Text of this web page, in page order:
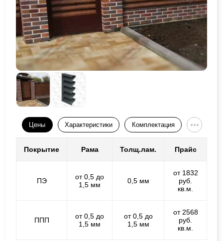
Цены Характеристики Комплектация
Покрытие Рама Толщ.лам. Прайс
ПЭ
от 0,5 до
1,5 мм
0,5 мм
от 1832
руб.
кв.м.
ППП
от 0,5 до
1,5 мм
от 0,5 до
1,5 мм
от 2568
руб.
кв.м.